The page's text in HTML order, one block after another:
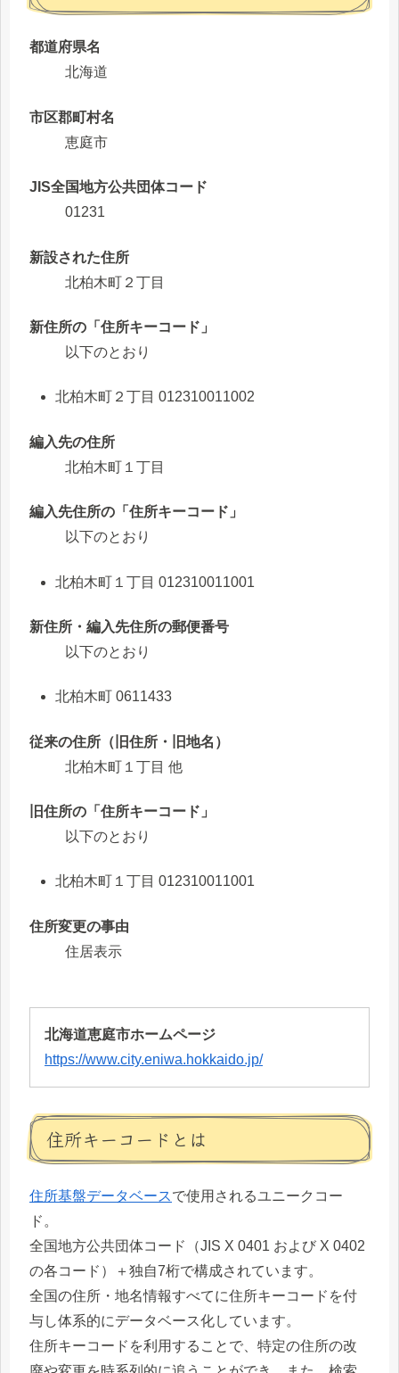
都道府県名
北海道
市区郡町村名
恵庭市
JIS全国地方公共団体コード
01231
新設された住所
北柏木町２丁目
新住所の「住所キーコード」
以下のとおり
北柏木町２丁目 012310011002
編入先の住所
北柏木町１丁目
編入先住所の「住所キーコード」
以下のとおり
北柏木町１丁目 012310011001
新住所・編入先住所の郵便番号
以下のとおり
北柏木町 0611433
従来の住所（旧住所・旧地名）
北柏木町１丁目 他
旧住所の「住所キーコード」
以下のとおり
北柏木町１丁目 012310011001
住所変更の事由
住居表示
北海道恵庭市ホームページ
https://www.city.eniwa.hokkaido.jp/
住所キーコードとは
住所基盤データベースで使用されるユニークコー
ド。
全国地方公共団体コード（JIS X 0401 および X 0402
の各コード）＋独自7桁で構成されています。
全国の住所・地名情報すべてに住所キーコードを付
与し体系的にデータベース化しています。
住所キーコードを利用することで、特定の住所の改